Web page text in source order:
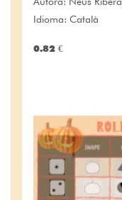
Idioma: Català
0.82 €